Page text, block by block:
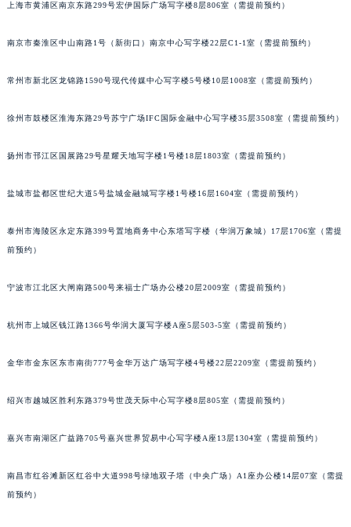
上海市黄浦区南京东路299号宏伊国际广场写字楼8层806室（需提前预约）
南京市秦淮区中山南路1号（新街口）南京中心写字楼22层C1-1室（需提前预约）
常州市新北区龙锦路1590号现代传媒中心写字楼5号楼10层1008室（需提前预约）
徐州市鼓楼区淮海东路29号苏宁广场IFC国际金融中心写字楼35层3508室（需提前预约）
扬州市邗江区国展路29号星耀天地写字楼1号楼18层1803室（需提前预约）
盐城市盐都区世纪大道5号盐城金融城写字楼1号楼16层1604室（需提前预约）
泰州市海陵区永定东路399号置地商务中心东塔写字楼（华润万象城）17层1706室（需提
前预约）
宁波市江北区大闸南路500号来福士广场办公楼20层2009室（需提前预约）
杭州市上城区钱江路1366号华润大厦写字楼A座5层503-5室（需提前预约）
金华市金东区东市南街777号金华万达广场写字楼4号楼22层2209室（需提前预约）
绍兴市越城区胜利东路379号世茂天际中心写字楼8层805室（需提前预约）
嘉兴市南湖区广益路705号嘉兴世界贸易中心写字楼A座13层1304室（需提前预约）
南昌市红谷滩新区红谷中大道998号绿地双子塔（中央广场）A1座办公楼14层07室（需提
前预约）